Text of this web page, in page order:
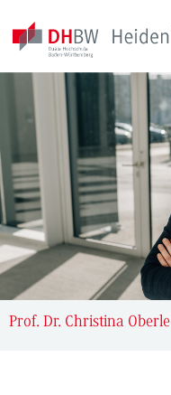
Prof. Dr. Christina Oberle